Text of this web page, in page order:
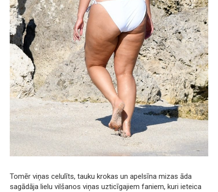
Tomēr viņas celulīts, tauku krokas un apelsīna mizas āda
sagādāja lielu vilšanos viņas uzticīgajiem faniem, kuri ieteica